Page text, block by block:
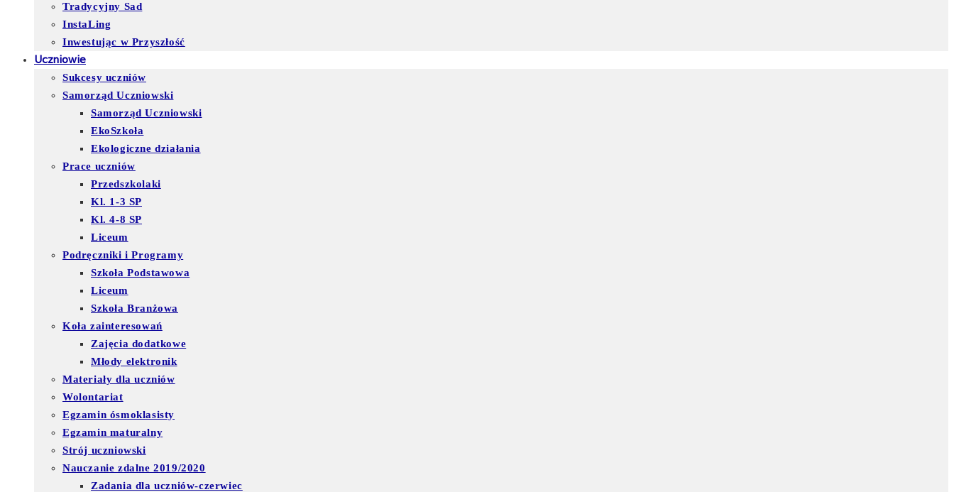
Tradycyjny Sad
InstaLing
Inwestując w Przyszłość
Uczniowie
Sukcesy uczniów
Samorząd Uczniowski
Samorząd Uczniowski
EkoSzkoła
Ekologiczne działania
Prace uczniów
Przedszkolaki
Kl. 1-3 SP
Kl. 4-8 SP
Liceum
Podręczniki i Programy
Szkoła Podstawowa
Liceum
Szkoła Branżowa
Koła zainteresowań
Zajęcia dodatkowe
Młody elektronik
Materiały dla uczniów
Wolontariat
Egzamin ósmoklasisty
Egzamin maturalny
Strój uczniowski
Nauczanie zdalne 2019/2020
Zadania dla uczniów-czerwiec